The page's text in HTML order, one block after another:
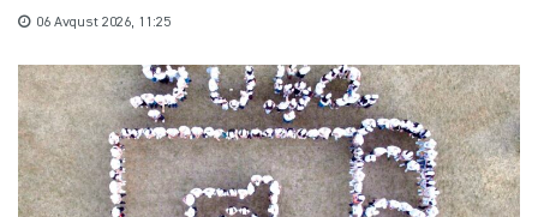
06 Avqust 2026, 11:25